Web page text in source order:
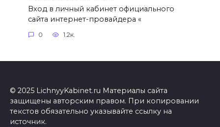
Вход в личный кабинет официального
сайта интернет-провайдера «
0 1.2к.
© 2025 LichnyyKabinet.ru Материалы сайта
защищены авторским правом. При копировании
текстов обязательно указывайте ссылку на
источник.